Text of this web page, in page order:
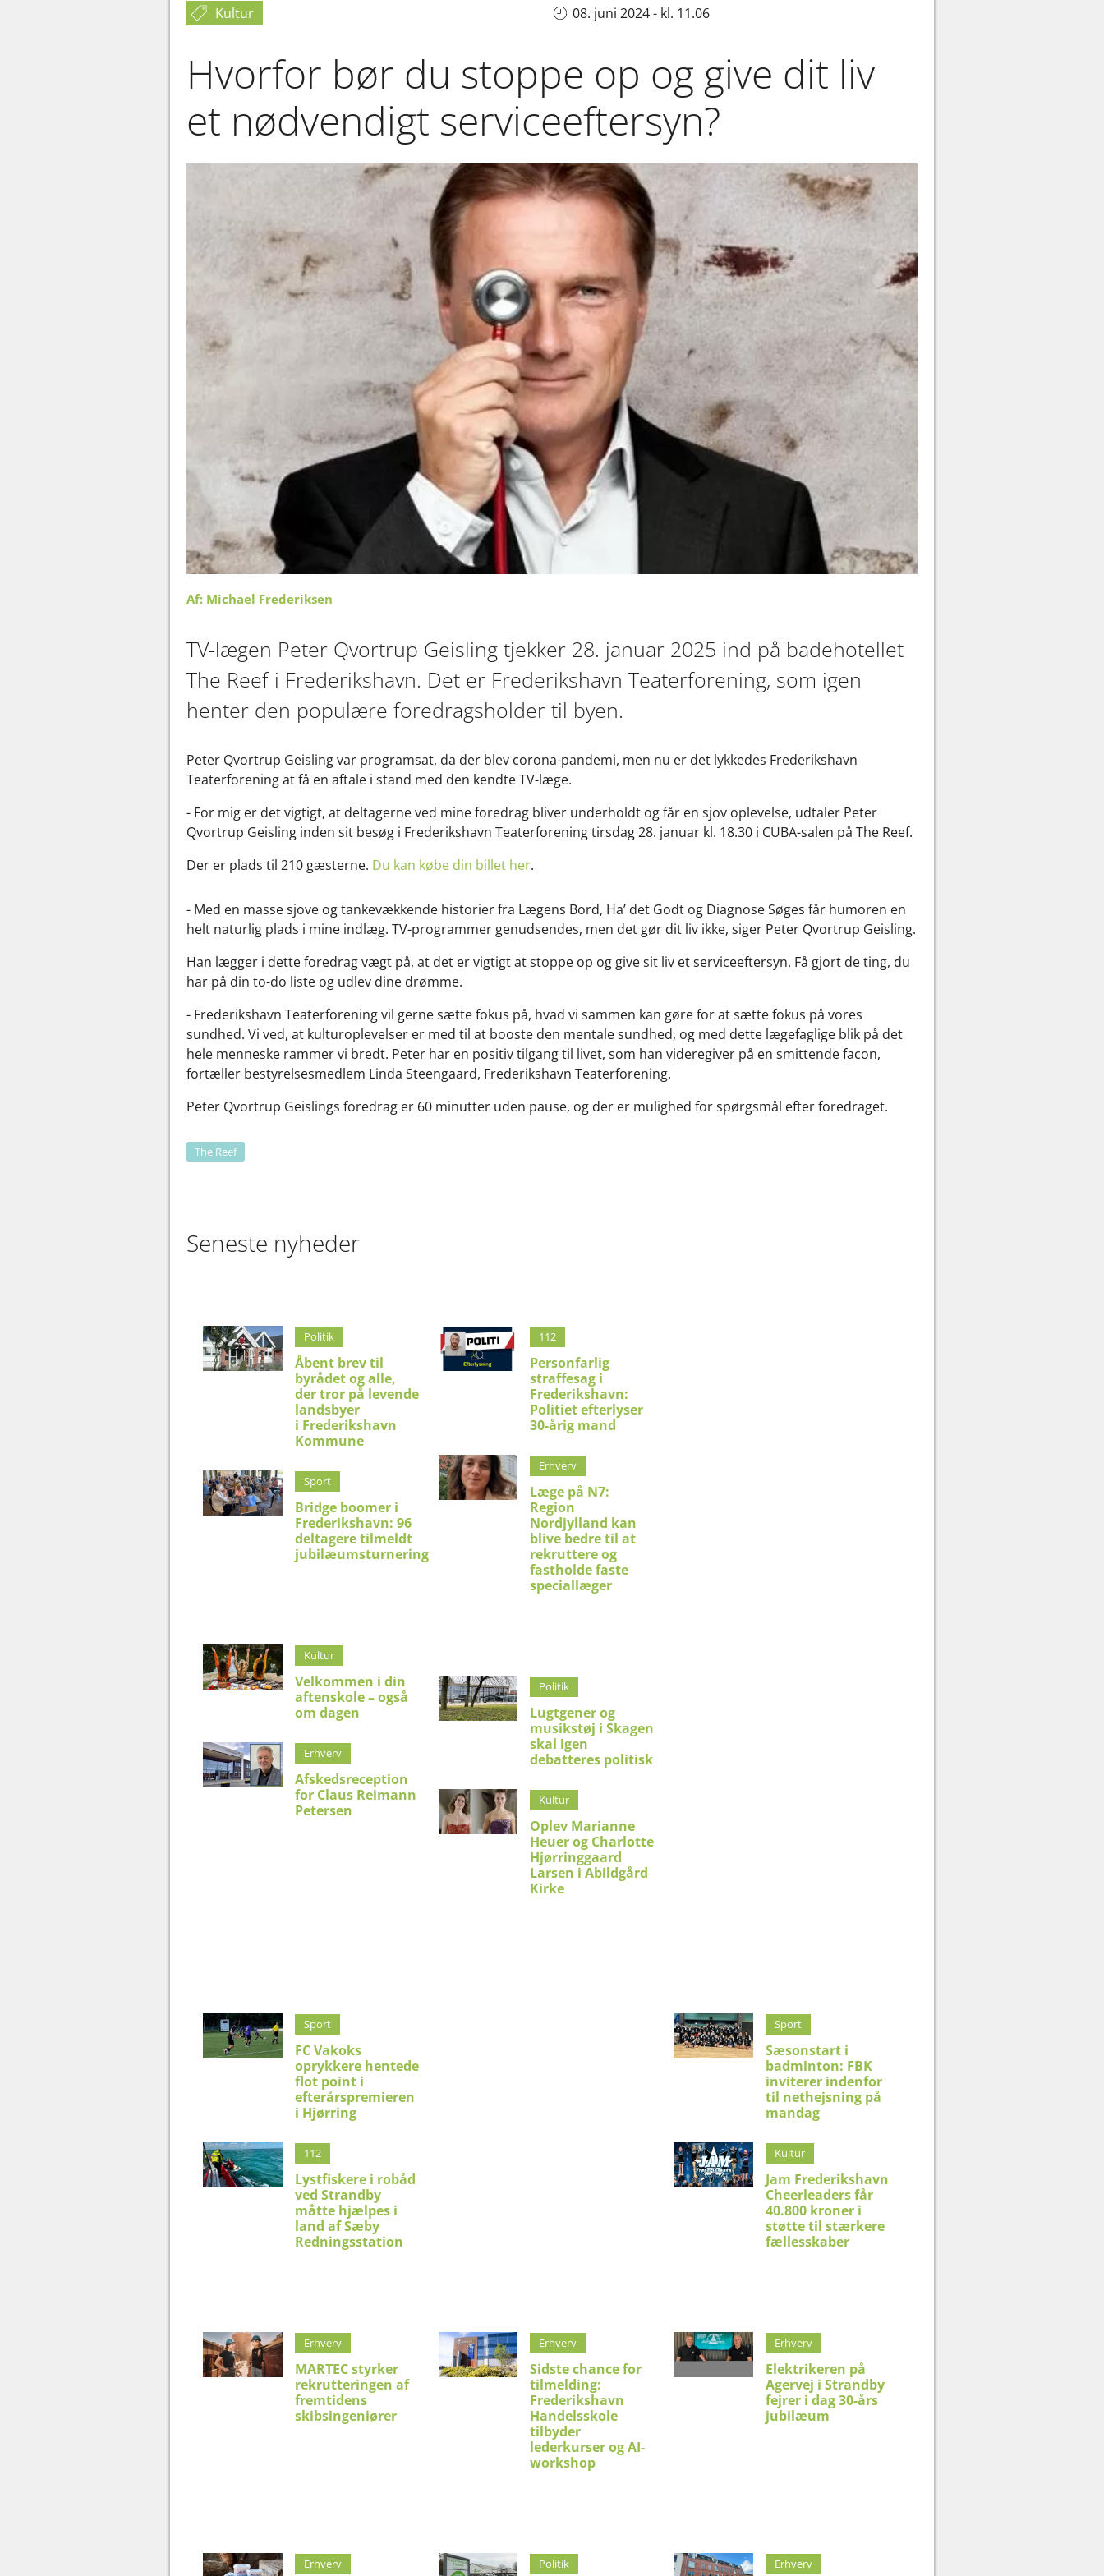
Kultur 08. juni 2024 - kl. 11.06
Hvorfor bør du stoppe op og give dit liv
et nødvendigt serviceeftersyn?
Af: Michael Frederiksen
TV-lægen Peter Qvortrup Geisling tjekker 28. januar 2025 ind på badehotellet
The Reef i Frederikshavn. Det er Frederikshavn Teaterforening, som igen
henter den populære foredragsholder til byen.
Peter Qvortrup Geisling var programsat, da der blev corona-pandemi, men nu er det lykkedes Frederikshavn
Teaterforening at få en aftale i stand med den kendte TV-læge.
- For mig er det vigtigt, at deltagerne ved mine foredrag bliver underholdt og får en sjov oplevelse, udtaler Peter
Qvortrup Geisling inden sit besøg i Frederikshavn Teaterforening tirsdag 28. januar kl. 18.30 i CUBA-salen på The Reef.
Der er plads til 210 gæsterne. Du kan købe din billet her.
- Med en masse sjove og tankevækkende historier fra Lægens Bord, Ha’ det Godt og Diagnose Søges får humoren en
helt naturlig plads i mine indlæg. TV-programmer genudsendes, men det gør dit liv ikke, siger Peter Qvortrup Geisling.
Han lægger i dette foredrag vægt på, at det er vigtigt at stoppe op og give sit liv et serviceeftersyn. Få gjort de ting, du
har på din to-do liste og udlev dine drømme.
- Frederikshavn Teaterforening vil gerne sætte fokus på, hvad vi sammen kan gøre for at sætte fokus på vores
sundhed. Vi ved, at kulturoplevelser er med til at booste den mentale sundhed, og med dette lægefaglige blik på det
hele menneske rammer vi bredt. Peter har en positiv tilgang til livet, som han videregiver på en smittende facon,
fortæller bestyrelsesmedlem Linda Steengaard, Frederikshavn Teaterforening.
Peter Qvortrup Geislings foredrag er 60 minutter uden pause, og der er mulighed for spørgsmål efter foredraget.
The Reef
Seneste nyheder
Politik
Åbent brev til
byrådet og alle,
der tror på levende
landsbyer
i Frederikshavn
Kommune
Sport
Bridge boomer i
Frederikshavn: 96
deltagere tilmeldt
jubilæumsturnering
Kultur
Velkommen i din
aftenskole – også
om dagen
Erhverv
Afskedsreception
for Claus Reimann
Petersen
112
Personfarlig
straffesag i
Frederikshavn:
Politiet efterlyser
30-årig mand
Erhverv
Læge på N7:
Region
Nordjylland kan
blive bedre til at
rekruttere og
fastholde faste
speciallæger
Politik
Lugtgener og
musikstøj i Skagen
skal igen
debatteres politisk
Kultur
Oplev Marianne
Heuer og Charlotte
Hjørringgaard
Larsen i Abildgård
Kirke
Sport
FC Vakoks
oprykkere hentede
flot point i
efterårspremieren
i Hjørring
112
Lystfiskere i robåd
ved Strandby
måtte hjælpes i
land af Sæby
Redningsstation
Sport
Sæsonstart i
badminton: FBK
inviterer indenfor
til nethejsning på
mandag
Kultur
Jam Frederikshavn
Cheerleaders får
40.800 kroner i
støtte til stærkere
fællesskaber
Erhverv
MARTEC styrker
rekrutteringen af
fremtidens
skibsingeniører
Erhverv
Sidste chance for
tilmelding:
Frederikshavn
Handelsskole
tilbyder
lederkurser og AI-
workshop
Erhverv
Elektrikeren på
Agervej i Strandby
fejrer i dag 30-års
jubilæum
Erhverv Politik Erhverv